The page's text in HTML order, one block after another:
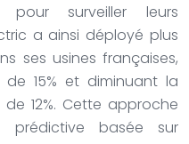
surveiller leurs
a ainsi déployé plus
ses usines françaises,
15% et diminuant la
12%. Cette approche
prédictive basée sur